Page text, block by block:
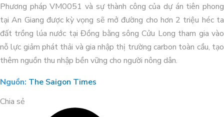
Phương pháp VM0051 và sự thành công của dự án tiên phong
tại An Giang được kỳ vọng sẽ mở đường cho hơn 2 triệu héc ta
đất trồng lúa nước tại Đồng bằng sông Cửu Long tham gia vào
nỗ lực giảm phát thải và gia nhập thị trường carbon toàn cầu, tạo
thêm nguồn thu nhập bền vững cho người nông dân.
Nguồn: The Saigon Times
Chia sẻ